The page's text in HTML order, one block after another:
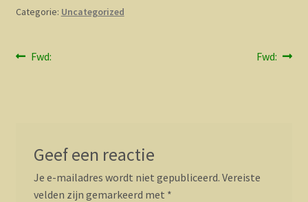
Categorie: Uncategorized
Bericht
Vorig
Fwd:
Volgend
Fwd:
Geef een reactie
Je e-mailadres wordt niet gepubliceerd. Vereiste
velden zijn gemarkeerd met *